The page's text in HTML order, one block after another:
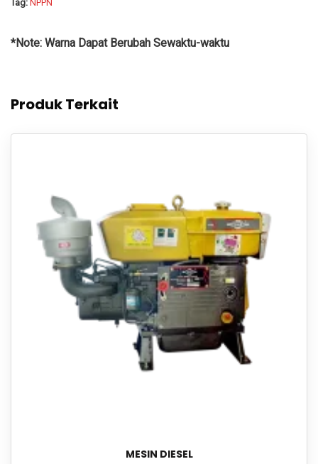
Tag: NPPN
*Note: Warna Dapat Berubah Sewaktu-waktu
Produk Terkait
MESIN DIESEL